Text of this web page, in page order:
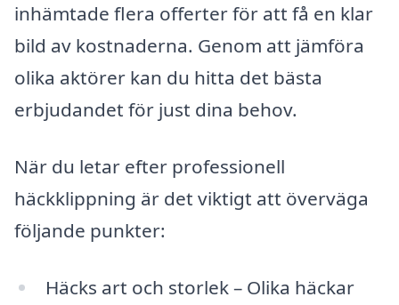
inhämtade flera offerter för att få en klar
bild av kostnaderna. Genom att jämföra
olika aktörer kan du hitta det bästa
erbjudandet för just dina behov.
När du letar efter professionell
häckklippning är det viktigt att överväga
följande punkter:
Häcks art och storlek – Olika häckar